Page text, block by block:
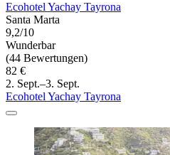
Ecohotel Yachay Tayrona
Santa Marta
9,2/10
Wunderbar
(44 Bewertungen)
82 €
2. Sept.–3. Sept.
Ecohotel Yachay Tayrona